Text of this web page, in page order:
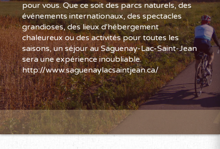
pour vous. Que ce soit des parcs naturels, des
événements internationaux, des spectacles
grandioses, des lieux d'hébergement
chaleureux ou des activités pour toutes les
saisons, un séjour au Saguenay-Lac-Saint-Jean
sera une expérience inoubliable.
http://www.saguenaylacsaintjean.ca/